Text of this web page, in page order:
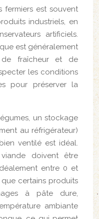
fermiers est souvent
industriels, en
artificiels.
est généralement
fraîcheur et de
les conditions
pour préserver la
un stockage
au réfrigérateur)
ventilé est idéal.
doivent être
entre 0 et
certains produits
à pâte dure,
ambiante